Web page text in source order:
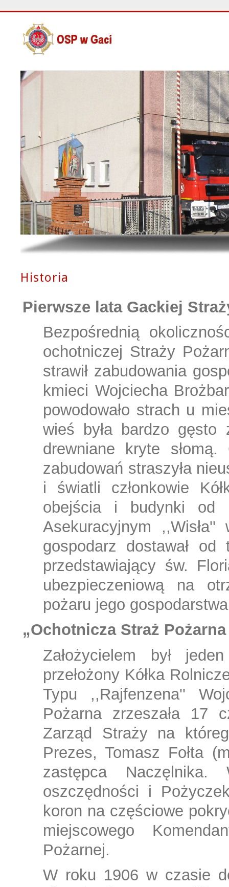
Historia
Pierwsze lata Gackiej
Bezpośrednią
ochotniczej Straży
strawił zabudowania
kmieci Wojciecha
powodowało strach u
wieś była bardzo gęsto
drewniane kryte
zabudowań straszyła
i światli członkowie
obejścia i budynki od
Asekuracyjnym
gospodarz dostawał
przedstawiający św.
ubezpieczeniową na
pożaru jego
„Ochotnicza Straż
Założycielem był
przełożony Kółka
Typu ,,Rajfenzena''
Pożarna zrzeszała 17
Zarząd Straży na
Prezes, Tomasz Fołta
zastępca
oszczędności i
koron na częściowe
miejscowego
Pożarnej.
W roku 1906 w czasie